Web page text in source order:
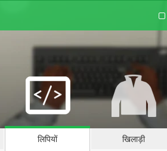
लिपियों खिलाड़ी